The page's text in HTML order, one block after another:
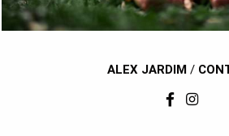
ALEX JARDIM/